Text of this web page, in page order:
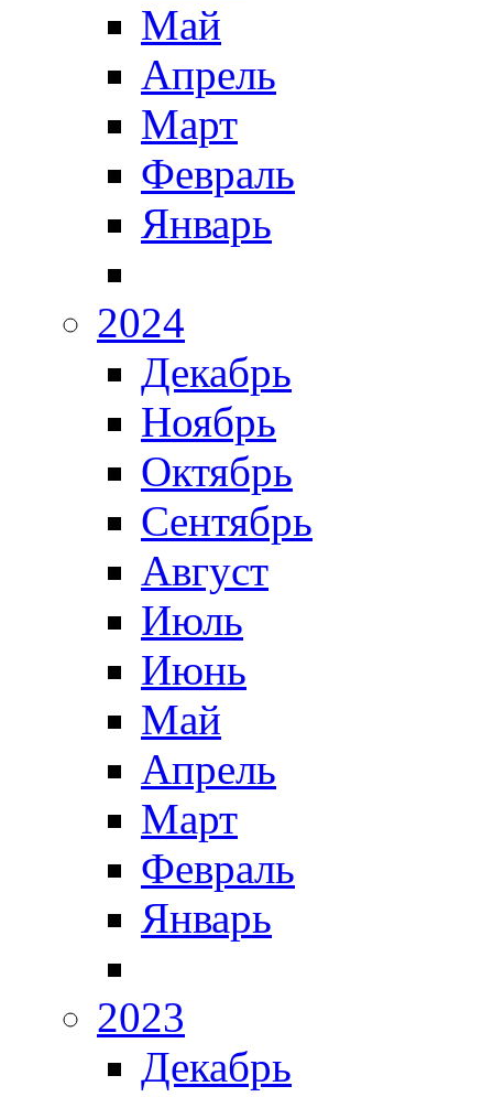
Май
Апрель
Март
Февраль
Январь
2024
Декабрь
Ноябрь
Октябрь
Сентябрь
Август
Июль
Июнь
Май
Апрель
Март
Февраль
Январь
2023
Декабрь